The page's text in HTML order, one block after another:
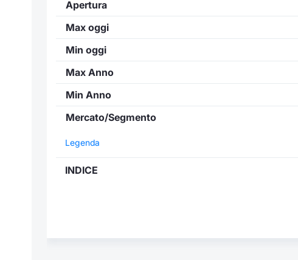
Apertura
Max oggi
Min oggi
Max Anno
Min Anno
Mercato/Segmento
Legenda
INDICE